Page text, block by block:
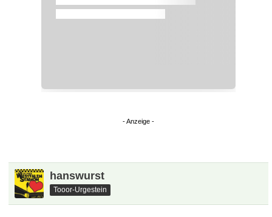
hanswurst
Tooor-Urgestein